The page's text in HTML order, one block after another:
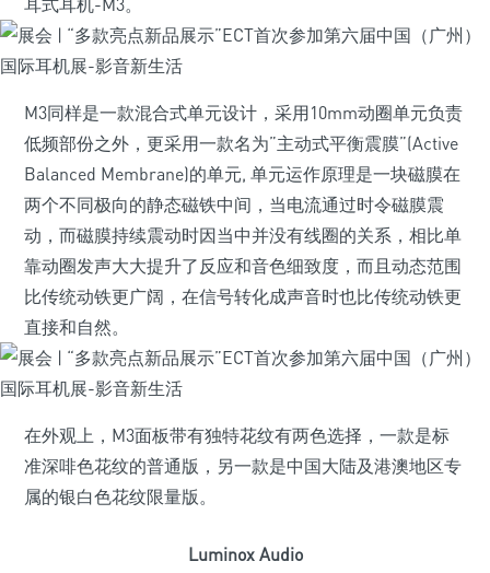
耳式耳机-M3。
M3同样是一款混合式单元设计，采用10mm动圈单元负责
低频部份之外，更采用一款名为”主动式平衡震膜”(Active
Balanced Membrane)的单元, 单元运作原理是一块磁膜在
两个不同极向的静态磁铁中间，当电流通过时令磁膜震
动，而磁膜持续震动时因当中并没有线圈的关系，相比单
靠动圈发声大大提升了反应和音色细致度，而且动态范围
比传统动铁更广阔，在信号转化成声音时也比传统动铁更
直接和自然。
在外观上，M3面板带有独特花纹有两色选择，一款是标
准深啡色花纹的普通版，另一款是中国大陆及港澳地区专
属的银白色花纹限量版。
Luminox Audio